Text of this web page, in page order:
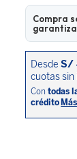
Compra